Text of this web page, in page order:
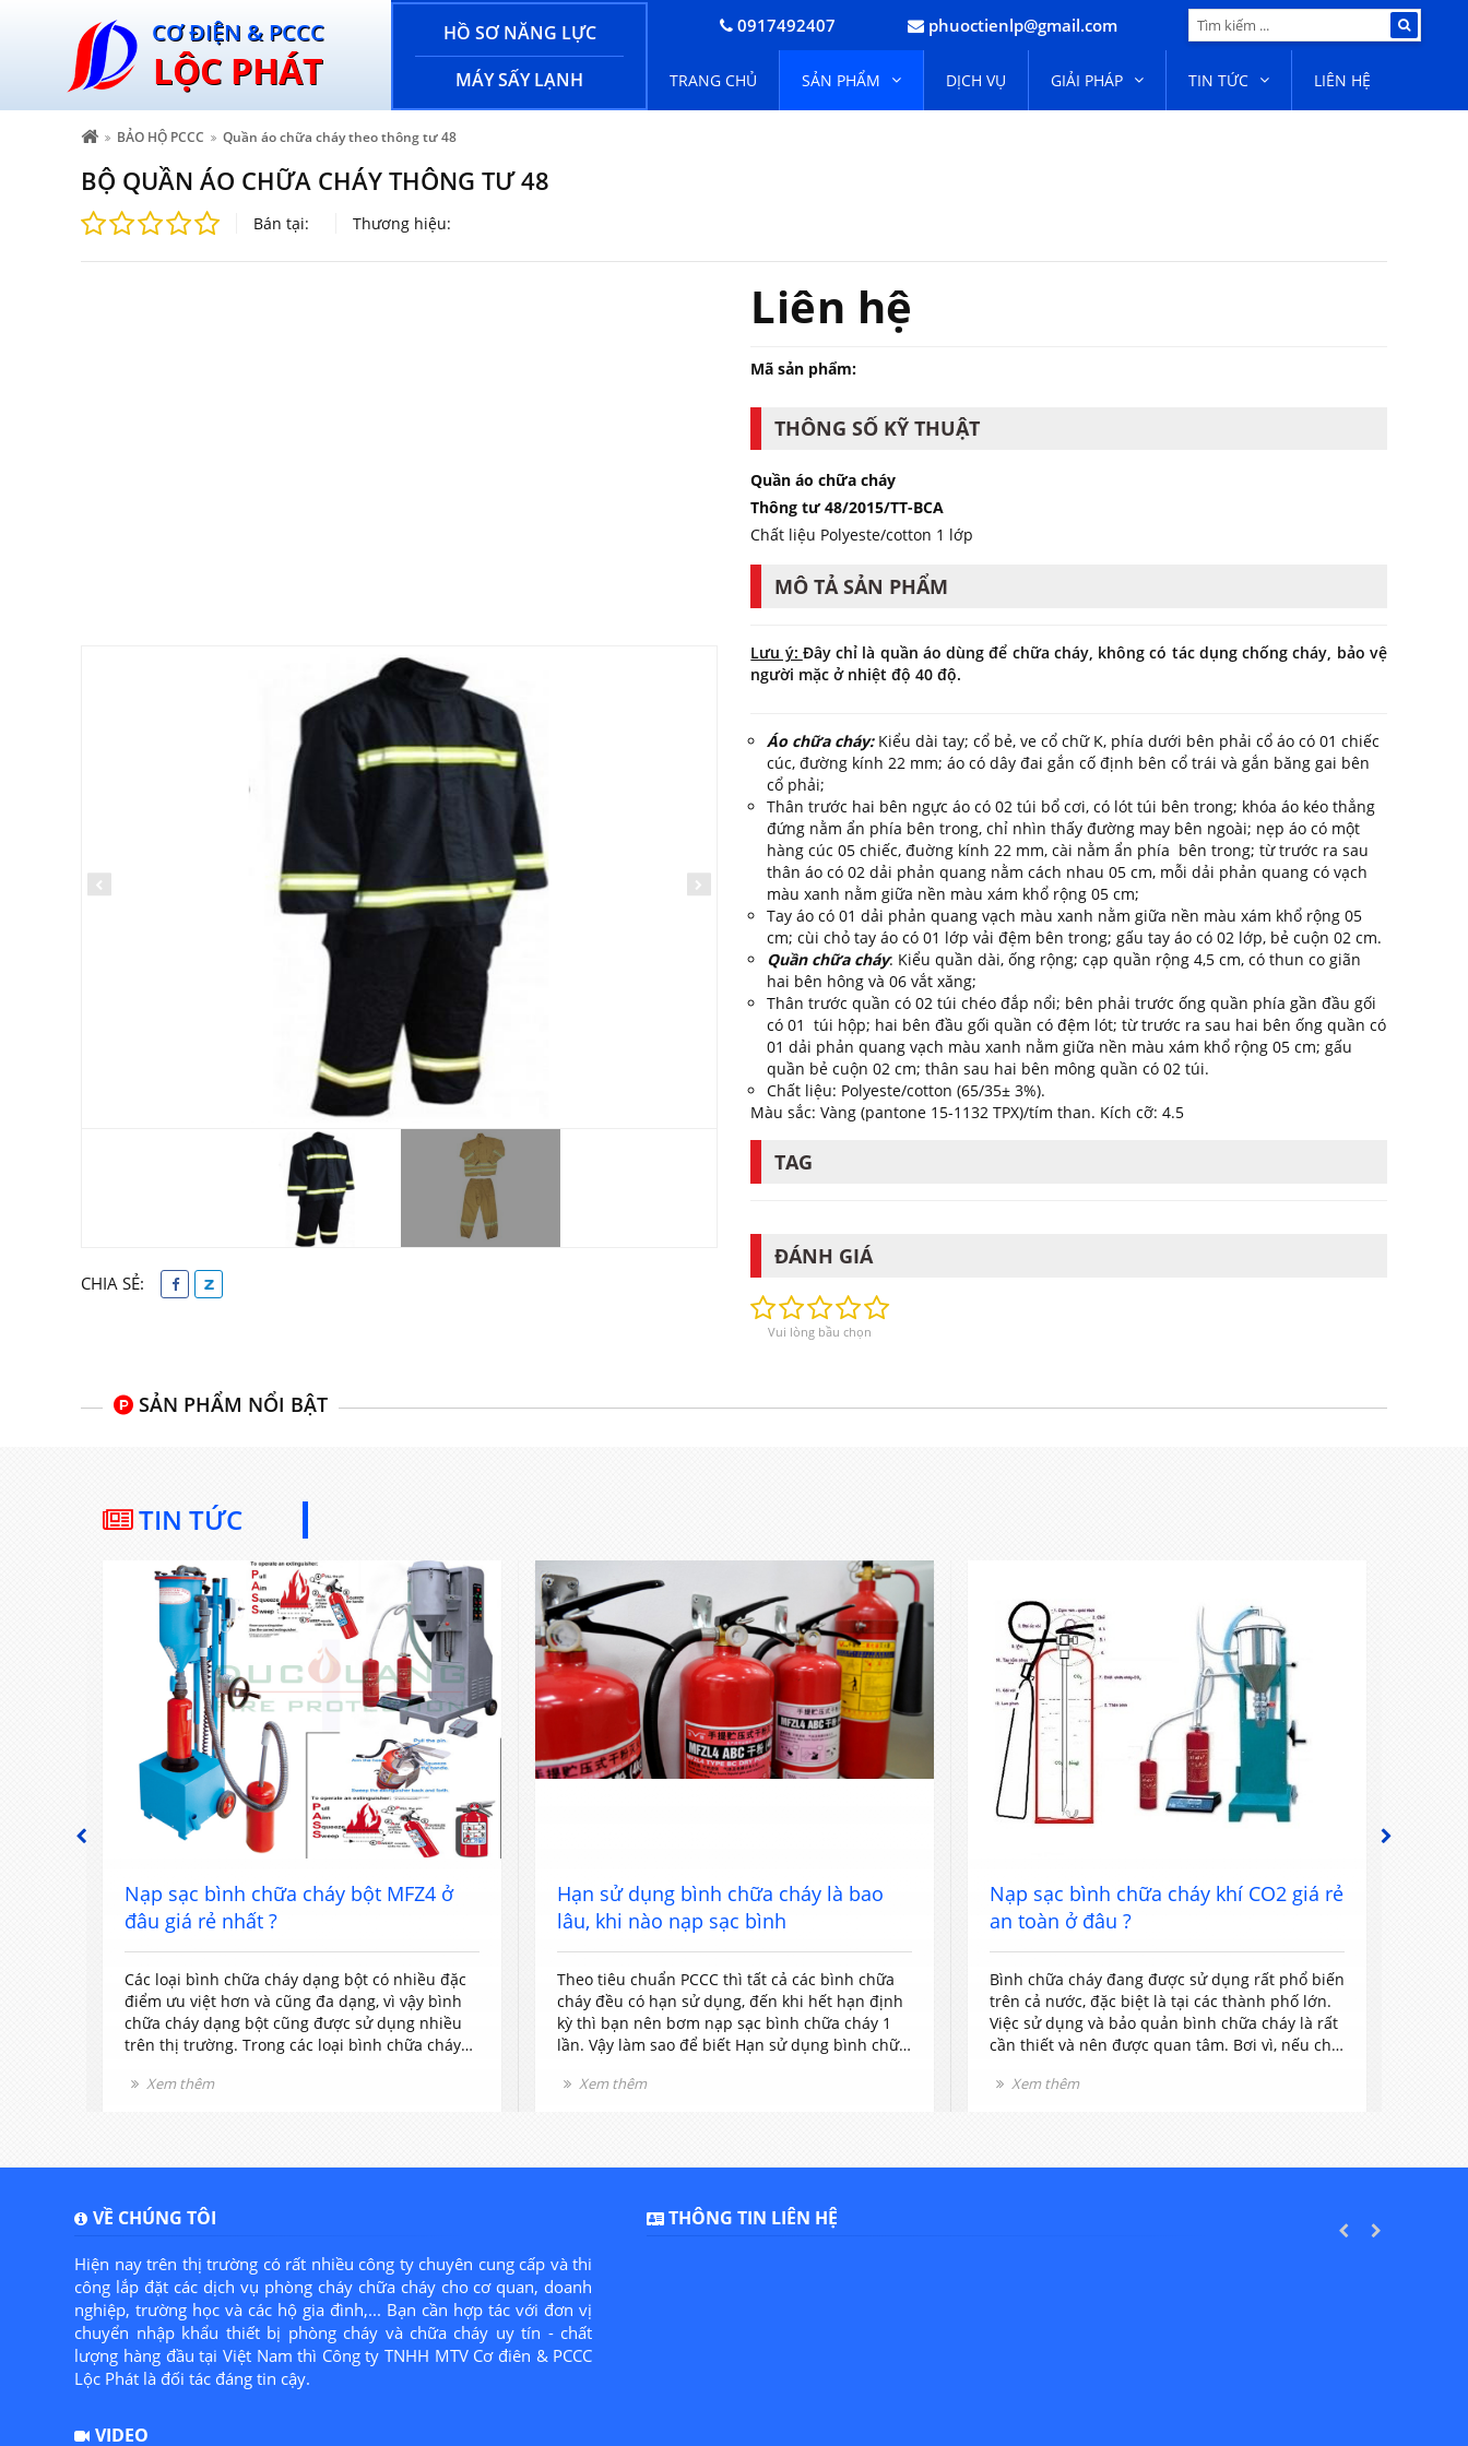
CƠ ĐIỆN & PCCC
LỘC PHÁT
HỒ SƠ NĂNG LỰC
MÁY SẤY LẠNH
0917492407 phuoctienlp@gmail.com
TRANG CHỦ SẢN PHẨM DỊCH VỤ GIẢI PHÁP TIN TỨC LIÊN HỆ
BẢO HỘ PCCC Quần áo chữa cháy theo thông tư 48
BỘ QUẦN ÁO CHỮA CHÁY THÔNG TƯ 48
Bán tại: Thương hiệu:
CHIA SẺ:
Liên hệ
Mã sản phẩm:
THÔNG SỐ KỸ THUẬT
Quần áo chữa cháy
Thông tư 48/2015/TT-BCA
Chất liệu Polyeste/cotton 1 lớp
MÔ TẢ SẢN PHẨM
Lưu ý: Đây chỉ là quần áo dùng để chữa cháy, không có tác dụng chống cháy, bảo vệ
người mặc ở nhiệt độ 40 độ.
Áo chữa cháy: Kiểu dài tay; cổ bẻ, ve cổ chữ K, phía dưới bên phải cổ áo có 01 chiếc
cúc, đường kính 22 mm; áo có dây đai gắn cố định bên cổ trái và gắn băng gai bên
cổ phải;
Thân trước hai bên ngực áo có 02 túi bổ cơi, có lót túi bên trong; khóa áo kéo thẳng
đứng nằm ẩn phía bên trong, chỉ nhìn thấy đường may bên ngoài; nẹp áo có một
hàng cúc 05 chiếc, đuờng kính 22 mm, cài nằm ẩn phía bên trong; từ trước ra sau
thân áo có 02 dải phản quang nằm cách nhau 05 cm, mỗi dải phản quang có vạch
màu xanh nằm giữa nền màu xám khổ rộng 05 cm;
Tay áo có 01 dải phản quang vạch màu xanh nằm giữa nền màu xám khổ rộng 05
cm; cùi chỏ tay áo có 01 lớp vải đệm bên trong; gấu tay áo có 02 lớp, bẻ cuộn 02 cm.
Quần chữa cháy: Kiểu quần dài, ống rộng; cạp quần rộng 4,5 cm, có thun co giãn
hai bên hông và 06 vắt xăng;
Thân trước quần có 02 túi chéo đắp nổi; bên phải trước ống quần phía gần đầu gối
có 01 túi hộp; hai bên đầu gối quần có đệm lót; từ trước ra sau hai bên ống quần có
01 dải phản quang vạch màu xanh nằm giữa nền màu xám khổ rộng 05 cm; gấu
quần bẻ cuộn 02 cm; thân sau hai bên mông quần có 02 túi.
Chất liệu: Polyeste/cotton (65/35± 3%).
Màu sắc: Vàng (pantone 15-1132 TPX)/tím than. Kích cỡ: 4.5
TAG
ĐÁNH GIÁ
Vui lòng bầu chọn
SẢN PHẨM NỔI BẬT
TIN TỨC
PREVIOUS
Nạp sạc bình chữa cháy bột MFZ4 ở
đâu giá rẻ nhất ?
Các loại bình chữa cháy dạng bột có nhiều đặc
điểm ưu việt hơn và cũng đa dạng, vì vậy bình
chữa cháy dạng bột cũng được sử dụng nhiều
trên thị trường. Trong các loại bình chữa cháy
dụng rất phổ biến vì nó có kích thước và khối
Xem thêm
Hạn sử dụng bình chữa cháy là bao
lâu, khi nào nạp sạc bình
Theo tiêu chuẩn PCCC thì tất cả các bình chữa
cháy đều có hạn sử dụng, đến khi hết hạn định
kỳ thì bạn nên bơm nạp sạc bình chữa cháy 1
lần. Vậy làm sao để biết Hạn sử dụng bình chữa
cho nhân viên chúng tôi tư vấn cho bạn nhé.
Xem thêm
Nạp sạc bình chữa cháy khí CO2 giá rẻ
an toàn ở đâu ?
Bình chữa cháy đang được sử dụng rất phổ biến
trên cả nước, đặc biệt là tại các thành phố lớn.
Việc sử dụng và bảo quản bình chữa cháy là rất
cần thiết và nên được quan tâm. Bơi vì, nếu chỉ
dụng hay nạp sạc bình chữa cháy không đúng
Xem thêm
NEXT
VỀ CHÚNG TÔI
Hiện nay trên thị trường có rất nhiều công ty chuyên cung cấp và thi
công lắp đặt các dịch vụ phòng cháy chữa cháy cho cơ quan, doanh
nghiệp, trường học và các hộ gia đình,... Bạn cần hợp tác với đơn vị
chuyển nhập khẩu thiết bị phòng cháy và chữa cháy uy tín - chất
lượng hàng đầu tại Việt Nam thì Công ty TNHH MTV Cơ điên & PCCC
Lộc Phát là đối tác đáng tin cậy.
VIDEO
THÔNG TIN LIÊN HỆ
PREVIOUS
NEXT